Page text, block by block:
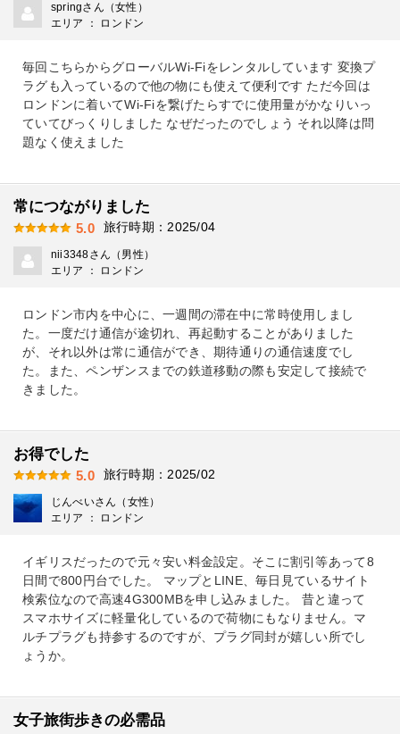
springさん（女性）
エリア ： ロンドン
毎回こちらからグローバルWi-Fiをレンタルしています 変換プ
ラグも入っているので他の物にも使えて便利です ただ今回は
ロンドンに着いてWi-Fiを繋げたらすでに使用量がかなりいっ
ていてびっくりしました なぜだったのでしょう それ以降は問
題なく使えました
常につながりました
5.0 旅行時期：2025/04
nii3348さん（男性）
エリア ： ロンドン
ロンドン市内を中心に、一週間の滞在中に常時使用しまし
た。一度だけ通信が途切れ、再起動することがありました
が、それ以外は常に通信ができ、期待通りの通信速度でし
た。また、ペンザンスまでの鉄道移動の際も安定して接続で
きました。
お得でした
5.0 旅行時期：2025/02
じんべいさん（女性）
エリア ： ロンドン
イギリスだったので元々安い料金設定。そこに割引等あって8
日間で800円台でした。 マップとLINE、毎日見ているサイト
検索位なので高速4G300MBを申し込みました。 昔と違って
スマホサイズに軽量化しているので荷物にもなりません。マ
ルチプラグも持参するのですが、プラグ同封が嬉しい所でし
ょうか。
女子旅街歩きの必需品